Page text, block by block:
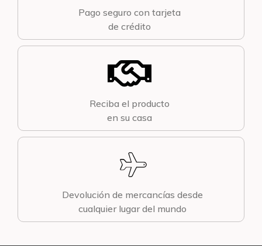
Pago seguro con tarjeta
de crédito
Reciba el producto
en su casa
Devolución de mercancías desde
cualquier lugar del mundo